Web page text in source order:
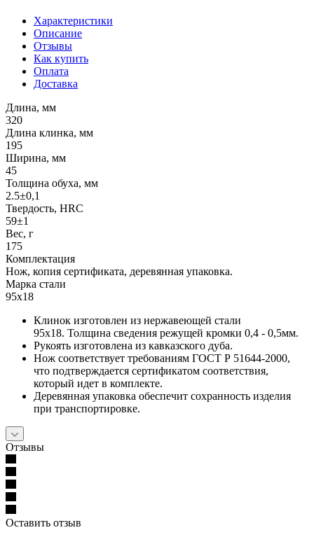
Характеристики
Описание
Отзывы
Как купить
Оплата
Доставка
Длина, мм
320
Длина клинка, мм
195
Ширина, мм
45
Толщина обуха, мм
2.5±0,1
Твердость, HRC
59±1
Вес, г
175
Комплектация
Нож, копия сертификата, деревянная упаковка.
Марка стали
95х18
Клинок изготовлен из нержавеющей стали
95х18. Толщина сведения режущей кромки 0,4 - 0,5мм.
Рукоять изготовлена из кавказского дуба.
Нож соответствует требованиям ГОСТ Р 51644-2000,
что подтверждается сертификатом соответствия,
который идет в комплекте.
Деревянная упаковка обеспечит сохранность изделия
при транспортировке.
Отзывы
Оставить отзыв